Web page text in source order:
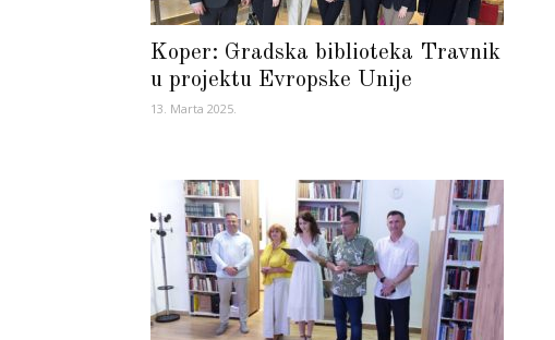
Koper: Gradska biblioteka Travnik
u projektu Evropske Unije
13. Marta 2025.